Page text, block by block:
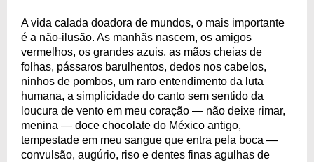
A vida calada doadora de mundos, o mais importante
é a não-ilusão. As manhãs nascem, os amigos
vermelhos, os grandes azuis, as mãos cheias de
folhas, pássaros barulhentos, dedos nos cabelos,
ninhos de pombos, um raro entendimento da luta
humana, a simplicidade do canto sem sentido da
loucura de vento em meu coração — não deixe rimar,
menina — doce chocolate do México antigo,
tempestade em meu sangue que entra pela boca —
convulsão, augúrio, riso e dentes finas agulhas de